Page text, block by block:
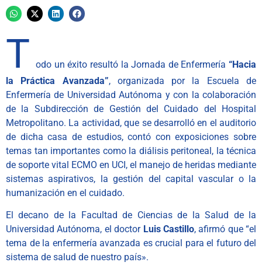
T odo un éxito resultó la Jornada de Enfermería “Hacia
la Práctica Avanzada”, organizada por la Escuela de
Enfermería de Universidad Autónoma y con la colaboración
de la Subdirección de Gestión del Cuidado del Hospital
Metropolitano. La actividad, que se desarrolló en el auditorio
de dicha casa de estudios, contó con exposiciones sobre
temas tan importantes como la diálisis peritoneal, la técnica
de soporte vital ECMO en UCI, el manejo de heridas mediante
sistemas aspirativos, la gestión del capital vascular o la
humanización en el cuidado.
El decano de la Facultad de Ciencias de la Salud de la
Universidad Autónoma, el doctor Luis Castillo, afirmó que “e
tema de la enfermería avanzada es crucial para el futuro del
sistema de salud de nuestro país».